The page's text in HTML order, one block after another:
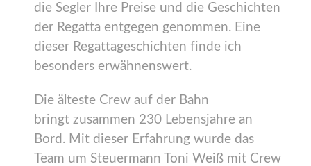
die Segler Ihre Preise und die Geschichten
der Regatta entgegen genommen. Eine
dieser Regattageschichten finde ich
besonders erwähnenswert.
Die älteste Crew auf der Bahn
bringt zusammen 230 Lebensjahre an
Bord. Mit dieser Erfahrung wurde das
Team um Steuermann Toni Weiß mit Crew